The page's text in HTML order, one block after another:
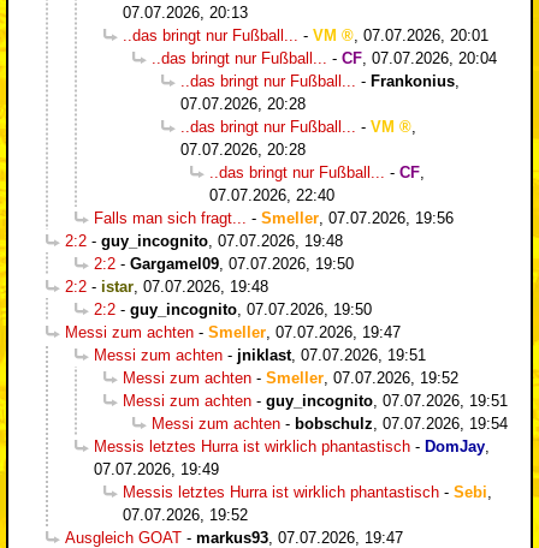
07.07.2026, 20:13
..das bringt nur Fußball...
- VM
07.07.2026, 20:01
..das bringt nur Fußball...
- CF 07.07.2026, 20:04
..das bringt nur Fußball...
- Frankonius
07.07.2026, 20:28
..das bringt nur Fußball...
- VM
07.07.2026, 20:28
..das bringt nur Fußball...
- CF
07.07.2026, 22:40
Falls man sich fragt...
- Smeller 07.07.2026, 19:56
2:2 - guy_incognito 07.07.2026, 19:48
2:2 - Gargamel09 07.07.2026, 19:50
2:2 - istar 07.07.2026, 19:48
2:2 - guy_incognito 07.07.2026, 19:50
Messi zum achten - Smeller 07.07.2026, 19:47
Messi zum achten - jniklast, 07.07.2026, 19:51
Messi zum achten - Smeller 07.07.2026, 19:52
Messi zum achten - guy_incognito 07.07.2026, 19:51
Messi zum achten - bobschulz 07.07.2026, 19:54
Messis letztes Hurra ist wirklich phantastisch - DomJay
07.07.2026, 19:49
Messis letztes Hurra ist wirklich phantastisch - Sebi
07.07.2026, 19:52
Ausgleich GOAT - markus93 07.07.2026, 19:47